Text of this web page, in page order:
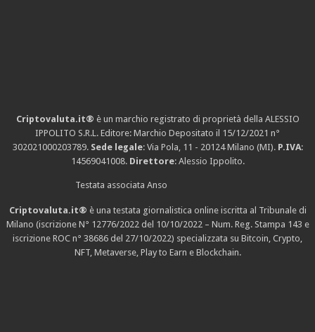
Criptovaluta.it® è un marchio registrato di proprietà della ALESSIO
IPPOLITO S.R.L. Editore: Marchio Depositato il 15/12/2021 n°
302021000203789. Sede legale: Via Pola, 11 - 20124 Milano (MI). P.IVA:
14569041008. Direttore: Alessio Ippolito.
Testata associata Anso
Criptovaluta.it® è una testata giornalistica online iscritta al Tribunale di
Milano (iscrizione N° 12776/2022 del 10/10/2022 – Num. Reg. Stampa 143 e
iscrizione ROC n° 38686 del 27/10/2022) specializzata su Bitcoin, Crypto,
NFT, Metaverse, Play to Earn e Blockchain.